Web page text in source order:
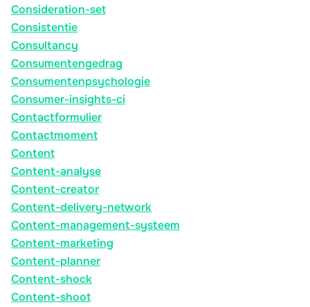
Consideration-set
Consistentie
Consultancy
Consumentengedrag
Consumentenpsychologie
Consumer-insights-ci
Contactformulier
Contactmoment
Content
Content-analyse
Content-creator
Content-delivery-network
Content-management-systeem
Content-marketing
Content-planner
Content-shock
Content-shoot